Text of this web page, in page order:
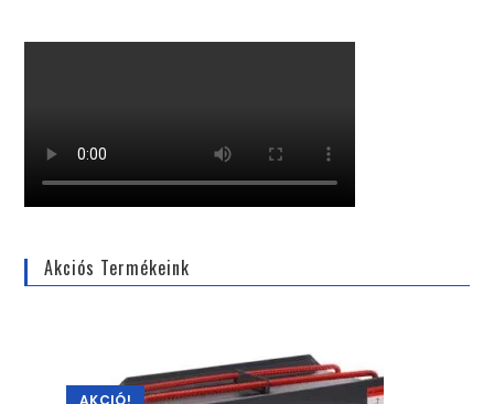
Akciós Termékeink
AKCIÓ!